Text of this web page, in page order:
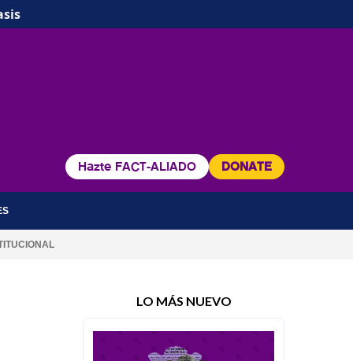
Hazte FACT-ALIADO DONATE
LO MÁS NUEVO